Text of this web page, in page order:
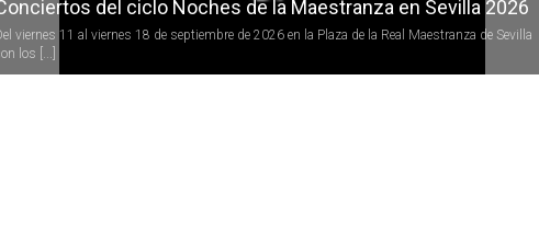
del ciclo Noches de la Maestranza en Sevilla 2026
viernes 11 al viernes 18 de septiembre de 2026 en la Plaza de la Real Maestranza de Sevilla
los [...]